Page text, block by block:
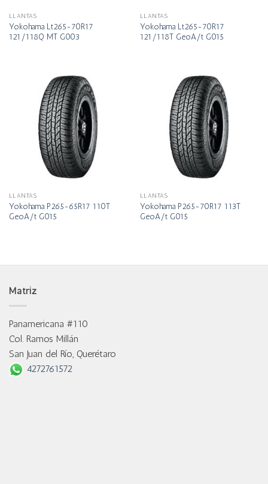
LLANTAS
Yokohama Lt265-70R17
121/118Q MT G003
LLANTAS
Yokohama Lt265-70R17
121/118T GeoA/t G015
LLANTAS
Yokohama P265-65R17 110T
GeoA/t G015
LLANTAS
Yokohama P265-70R17 113T
GeoA/t G015
Matriz
Panamericana #110
Col. Ramos Millán
San Juan del Río, Querétaro
4272761572